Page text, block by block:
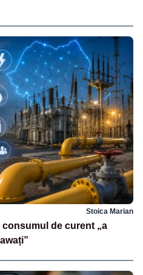
Stoica Marian
consumul de curent „a